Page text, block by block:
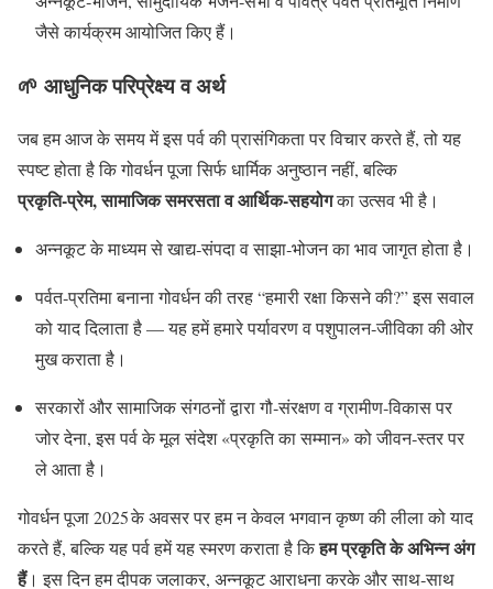
जैसे कार्यक्रम आयोजित किए हैं।
🌱 आधुनिक परिप्रेक्ष्य व अर्थ
जब हम आज के समय में इस पर्व की प्रासंगिकता पर विचार करते हैं, तो यह
स्पष्ट होता है कि गोवर्धन पूजा सिर्फ धार्मिक अनुष्ठान नहीं, बल्कि
प्रकृति‑प्रेम, सामाजिक समरसता व आर्थिक‑सहयोगका उत्सव भी है।
अन्नकूट के माध्यम से खाद्य‑संपदा व साझा‑भोजन का भाव जागृत होता है।
पर्वत‑प्रतिमा बनाना गोवर्धन की तरह “हमारी रक्षा किसने की?” इस सवाल
को याद दिलाता है — यह हमें हमारे पर्यावरण व पशुपालन‑जीविका की ओर
मुख कराता है।
सरकारों और सामाजिक संगठनों द्वारा गौ‑संरक्षण व ग्रामीण‑विकास पर
जोर देना, इस पर्व के मूल संदेश «प्रकृति का सम्मान» को जीवन‑स्तर पर
ले आता है।
गोवर्धन पूजा 2025 के अवसर पर हम न केवल भगवान कृष्ण की लीला को याद
करते हैं, बल्कि यह पर्व हमें यह स्मरण कराता है किहम प्रकृति के अभिन्न अंग
हैं। इस दिन हम दीपक जलाकर, अन्नकूट आराधना करके और साथ‑साथ